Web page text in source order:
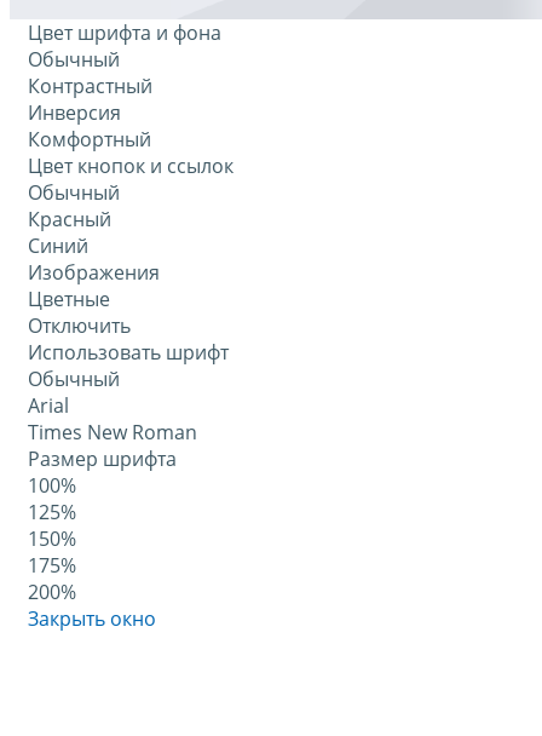
Цвет шрифта и фона
Обычный
Контрастный
Инверсия
Комфортный
Цвет кнопок и ссылок
Обычный
Красный
Синий
Изображения
Цветные
Отключить
Использовать шрифт
Обычный
Arial
Times New Roman
Размер шрифта
100%
125%
150%
175%
200%
Закрыть окно